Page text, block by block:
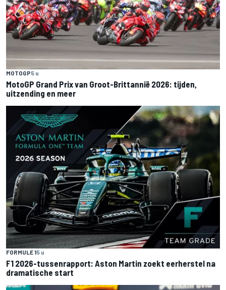
MOTOGP5 u
MotoGP Grand Prix van Groot-Brittannië 2026: tijden,
uitzending en meer
FORMULE 15 u
F1 2026-tussenrapport: Aston Martin zoekt eerherstel na
dramatische start